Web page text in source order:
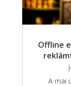
Offline
A mai